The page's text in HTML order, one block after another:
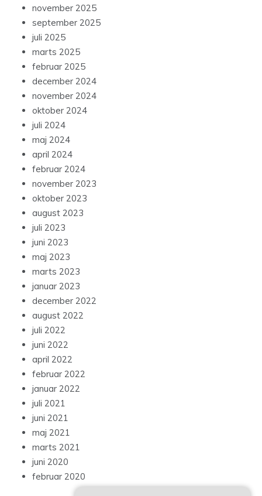
november 2025
september 2025
juli 2025
marts 2025
februar 2025
december 2024
november 2024
oktober 2024
juli 2024
maj 2024
april 2024
februar 2024
november 2023
oktober 2023
august 2023
juli 2023
juni 2023
maj 2023
marts 2023
januar 2023
december 2022
august 2022
juli 2022
juni 2022
april 2022
februar 2022
januar 2022
juli 2021
juni 2021
maj 2021
marts 2021
juni 2020
februar 2020